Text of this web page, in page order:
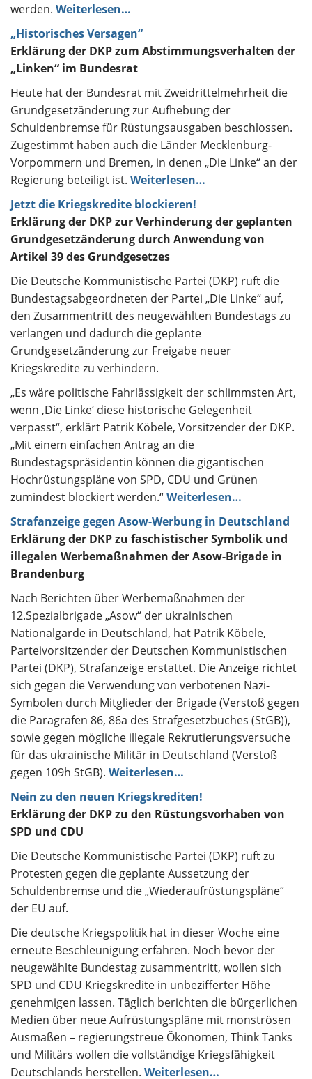
werden. Weiterlesen…
„Historisches Versagen“
Erklärung der DKP zum Abstimmungsverhalten der
„Linken“ im Bundesrat
Heute hat der Bundesrat mit Zweidrittelmehrheit die
Grundgesetzänderung zur Aufhebung der
Schuldenbremse für Rüstungsausgaben beschlossen.
Zugestimmt haben auch die Länder Mecklenburg-
Vorpommern und Bremen, in denen „Die Linke“ an der
Regierung beteiligt ist. Weiterlesen…
Jetzt die Kriegskredite blockieren!
Erklärung der DKP zur Verhinderung der geplanten
Grundgesetzänderung durch Anwendung von
Artikel 39 des Grundgesetzes
Die Deutsche Kommunistische Partei (DKP) ruft die
Bundestagsabgeordneten der Partei „Die Linke“ auf,
den Zusammentritt des neugewählten Bundestags zu
verlangen und dadurch die geplante
Grundgesetzänderung zur Freigabe neuer
Kriegskredite zu verhindern.
„Es wäre politische Fahrlässigkeit der schlimmsten Art,
wenn ,Die Linke‘ diese historische Gelegenheit
verpasst“, erklärt Patrik Köbele, Vorsitzender der DKP.
„Mit einem einfachen Antrag an die
Bundestagspräsidentin können die gigantischen
Hochrüstungspläne von SPD, CDU und Grünen
zumindest blockiert werden.“Weiterlesen…
Strafanzeige gegen Asow-Werbung in Deutschland
Erklärung der DKP zu faschistischer Symbolik und
illegalen Werbemaßnahmen der Asow-Brigade in
Brandenburg
Nach Berichten über Werbemaßnahmen der
12.Spezialbrigade „Asow“ der ukrainischen
Nationalgarde in Deutschland, hat Patrik Köbele,
Parteivorsitzender der Deutschen Kommunistischen
Partei (DKP), Strafanzeige erstattet. Die Anzeige richtet
sich gegen die Verwendung von verbotenen Nazi-
Symbolen durch Mitglieder der Brigade (Verstoß gegen
die Paragrafen 86, 86a des Strafgesetzbuches (StGB)),
sowie gegen mögliche illegale Rekrutierungsversuche
für das ukrainische Militär in Deutschland (Verstoß
gegen 109h StGB). Weiterlesen…
Nein zu den neuen Kriegskrediten!
Erklärung der DKP zu den Rüstungsvorhaben von
SPD und CDU
Die Deutsche Kommunistische Partei (DKP) ruft zu
Protesten gegen die geplante Aussetzung der
Schuldenbremse und die „Wiederaufrüstungspläne“
der EU auf.
Die deutsche Kriegspolitik hat in dieser Woche eine
erneute Beschleunigung erfahren. Noch bevor der
neugewählte Bundestag zusammentritt, wollen sich
SPD und CDU Kriegskredite in unbezifferter Höhe
genehmigen lassen. Täglich berichten die bürgerlichen
Medien über neue Aufrüstungspläne mit monströsen
Ausmaßen – regierungstreue Ökonomen, Think Tanks
und Militärs wollen die vollständige Kriegsfähigkeit
Deutschlands herstellen. Weiterlesen…